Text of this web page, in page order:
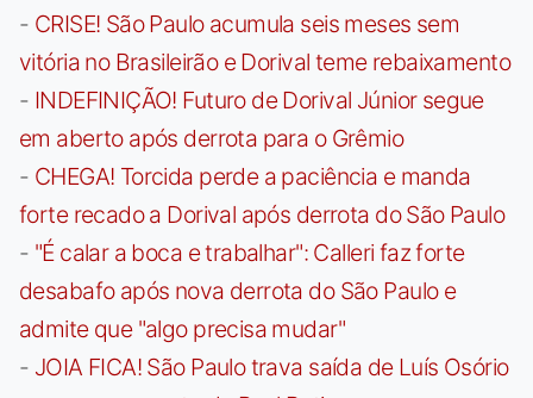
- CRISE! São Paulo acumula seis meses sem
vitória no Brasileirão e Dorival teme rebaixamento
- INDEFINIÇÃO! Futuro de Dorival Júnior segue
em aberto após derrota para o Grêmio
- CHEGA! Torcida perde a paciência e manda
forte recado a Dorival após derrota do São Paulo
- "É calar a boca e trabalhar": Calleri faz forte
desabafo após nova derrota do São Paulo e
admite que "algo precisa mudar"
- JOIA FICA! São Paulo trava saída de Luís Osório